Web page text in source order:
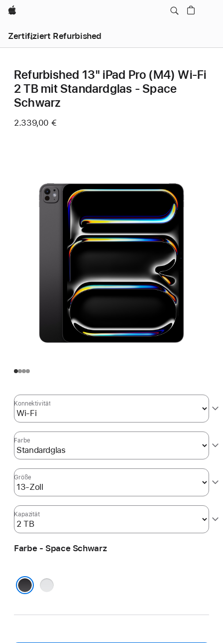
Apple
Zertifiziert Refurbished
Refurbished 13" iPad Pro (M4) Wi‑Fi
2 TB mit Standardglas - Space
Schwarz
2.339,00 €
Konnektivität
Farbe
Größe
Kapazität
Farbe - Space Schwarz
Silber